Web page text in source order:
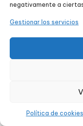
negativamente a
Gestionar los servicios
Política de cookies